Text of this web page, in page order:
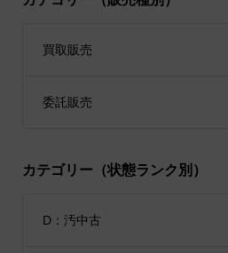
買取販売
委託販売
カテゴリー（状態ランク別）
D：汚中古